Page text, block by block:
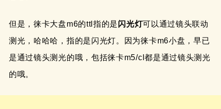
但是，徕卡大盘m6的ttl指的是闪光灯可以通过镜头联动
测光，哈哈哈，指的是闪光灯。因为徕卡m6小盘，早已
是通过镜头测光的哦，包括徕卡m5/cl都是通过镜头测光
的哦。